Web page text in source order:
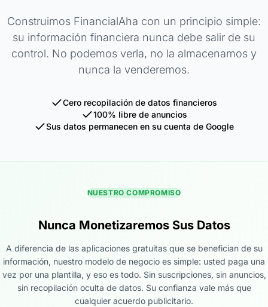
Construimos FinancialAha con un principio simple:
su información financiera nunca debe salir de su
control. No podemos verla, no la almacenamos y
nunca la venderemos.
Cero recopilación de datos financieros
100% libre de anuncios
Sus datos permanecen en su cuenta de Google
NUESTRO COMPROMISO
Nunca Monetizaremos Sus Datos
A diferencia de las aplicaciones gratuitas que se benefician de su
información, nuestro modelo de negocio es simple: usted paga una
vez por una plantilla, y eso es todo. Sin suscripciones, sin anuncios,
sin recopilación oculta de datos. Su confianza vale más que
cualquier acuerdo publicitario.